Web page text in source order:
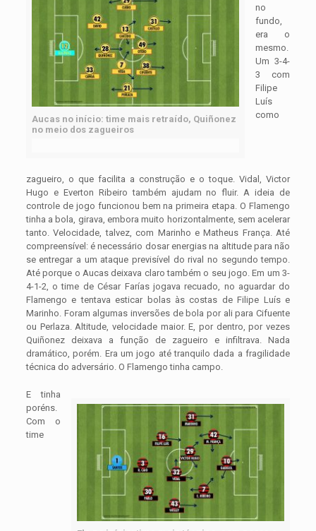
Aucas no início: time mais retraído, Quiñonez
no meio dos zagueiros
no
fundo,
era o
mesmo.
Um 3-4-
3 com
Filipe
Luís
como
zagueiro, o que facilita a construção e o toque. Vidal, Victor
Hugo e Everton Ribeiro também ajudam no fluir. A ideia de
controle de jogo funcionou bem na primeira etapa. O Flamengo
tinha a bola, girava, embora muito horizontalmente, sem acelerar
tanto. Velocidade, talvez, com Marinho e Matheus França. Até
compreensível: é necessário dosar energias na altitude para não
se entregar a um ataque previsível do rival no segundo tempo.
Até porque o Aucas deixava claro também o seu jogo. Em um 3-
4-1-2, o time de César Farías jogava recuado, no aguardar do
Flamengo e tentava esticar bolas às costas de Filipe Luís e
Marinho. Foram algumas inversões de bola por ali para Cifuente
ou Perlaza. Altitude, velocidade maior. E, por dentro, por vezes
Quiñonez deixava a função de zagueiro e infiltrava. Nada
dramático, porém. Era um jogo até tranquilo dada a fragilidade
técnica do adversário. O Flamengo tinha campo.
E tinha
poréns.
Com o
time